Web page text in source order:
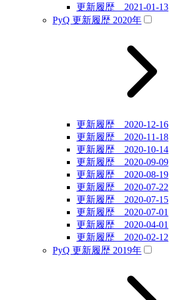
更新履歴 2021-01-13
PyQ 更新履歴 2020年
更新履歴 2020-12-16
更新履歴 2020-11-18
更新履歴 2020-10-14
更新履歴 2020-09-09
更新履歴 2020-08-19
更新履歴 2020-07-22
更新履歴 2020-07-15
更新履歴 2020-07-01
更新履歴 2020-04-01
更新履歴 2020-02-12
PyQ 更新履歴 2019年